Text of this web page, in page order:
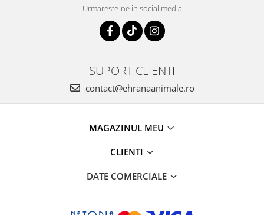
Urmareste-ne in social media
SUPORT CLIENTI
contact@ehranaanimale.ro
MAGAZINUL MEU
CLIENTI
DATE COMERCIALE